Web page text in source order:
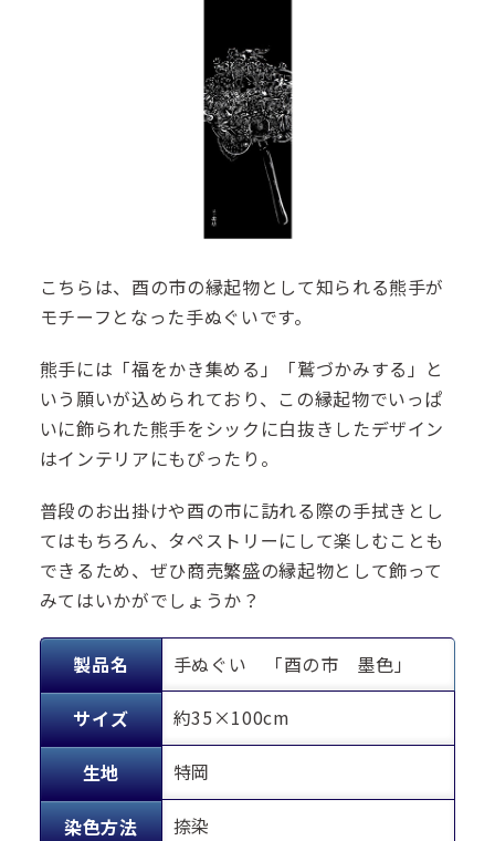
こちらは、酉の市の縁起物として知られる熊手が
モチーフとなった手ぬぐいです。
熊手には「福をかき集める」「鷲づかみする」と
いう願いが込められており、この縁起物でいっぱ
いに飾られた熊手をシックに白抜きしたデザイン
はインテリアにもぴったり。
普段のお出掛けや酉の市に訪れる際の手拭きとし
てはもちろん、タペストリーにして楽しむことも
できるため、ぜひ商売繁盛の縁起物として飾って
みてはいかがでしょうか？
製品名 手ぬぐい 「酉の市 墨色」
サイズ 約35×100cm
生地 特岡
染色方法 捺染